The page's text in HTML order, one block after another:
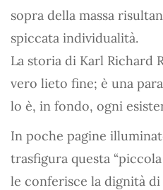
sopra della massa
spiccata individualità.
La storia di Karl Richard
vero lieto fine; è una
lo è, in fondo, ogni
In poche pagine
trasfigura questa
le conferisce la dignità